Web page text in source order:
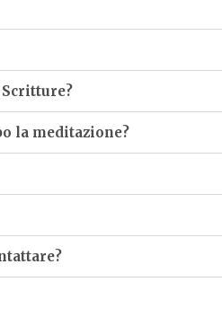
la meditazione?